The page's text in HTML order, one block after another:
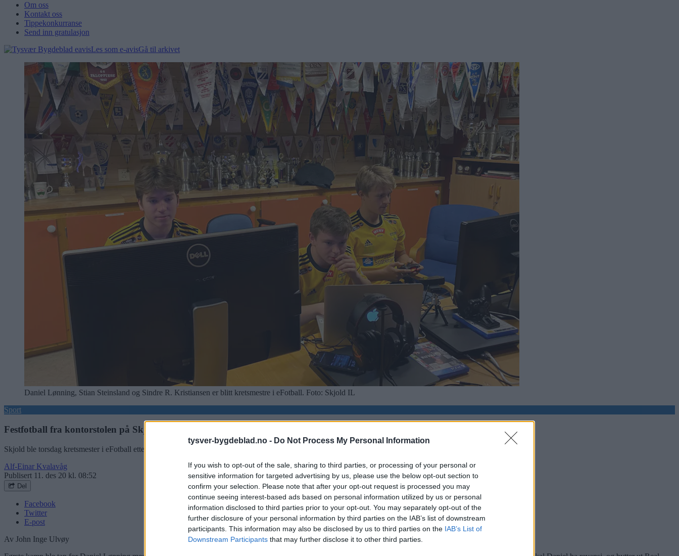
tysver-bygdeblad.no - Do Not Process My Personal Information
If you wish to opt-out of the sale, sharing to third parties, or processing of your personal or
sensitive information for targeted advertising by us, please use the below opt-out section to
confirm your selection. Please note that after your opt-out request is processed you may
continue seeing interest-based ads based on personal information utilized by us or personal
information disclosed to third parties prior to your opt-out. You may separately opt-out of the
further disclosure of your personal information by third parties on the IAB’s list of downstream
participants. This information may also be disclosed by us to third parties on the IAB’s List of
Downstream Participants that may further disclose it to other third parties.
Om oss
Kontakt oss
Tippekonkurranse
Send inn gratulasjon
Les som e-avisGå til arkivet
Daniel Lønning, Stian Steinsland og Sindre R. Kristiansen er blitt kretsmestre i eFotball. Foto: Skjold IL
Sport
Festfotball fra kontorstolen på Skjoldhuset
Skjold ble torsdag kretsmester i eFotball etter to overbevisende gode kamper mot Eiger FK.
Alf-Einar Kvalavåg
Publisert 11. des 20 kl. 08:52
Del
Facebook
Twitter
E-post
Av John Inge Ulvøy